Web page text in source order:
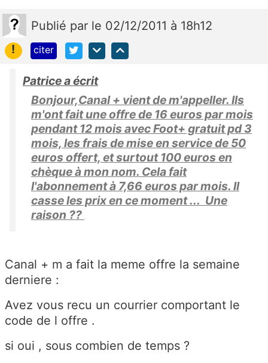
Publié par le 02/12/2011 à 18h12
!
citer
Patrice a écrit
Bonjour,Canal + vient de m'appeller. Ils
m'ont fait une offre de 16 euros par mois
pendant 12 mois avec Foot+ gratuit pd 3
mois, les frais de mise en service de 50
euros offert, et surtout 100 euros en
chèque à mon nom. Cela fait
l'abonnement à 7,66 euros par mois. Il
casse les prix en ce moment ... Une
raison ??
Canal + m a fait la meme offre la semaine
derniere :
Avez vous recu un courrier comportant le
code de l offre .
si oui , sous combien de temps ?